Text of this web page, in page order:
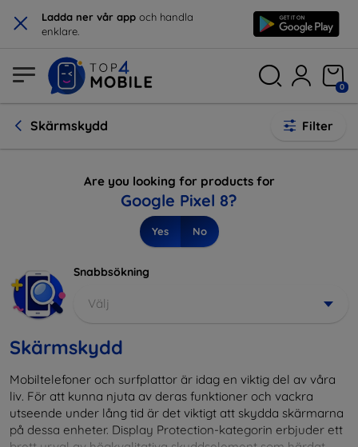
× Ladda ner vår app och handla
enklare.
0
Skärmskydd Filter
Are you looking for products for
Google Pixel 8?
Yes No
Snabbsökning
Välj
Skärmskydd
Mobiltelefoner och surfplattor är idag en viktig del av våra
liv. För att kunna njuta av deras funktioner och vackra
utseende under lång tid är det viktigt att skydda skärmarna
på dessa enheter. Display Protection-kategorin erbjuder ett